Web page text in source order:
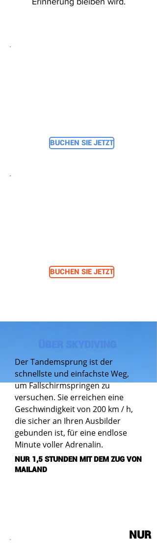
BUCHEN SIE JETZT
BUCHEN SIE JETZT
Der Tandemsprung ist der
schnellste und einfachste Weg,
um Fallschirmspringen zu
versuchen. Sie erreichen eine
Geschwindigkeit von 200 km / h,
die sicher an Ihren Ausbilder
gebunden ist, für eine endlose
Minute voller Adrenalin.
NUR 1,5 STUNDEN MIT DEM ZUG VON
MAILAND
NUR